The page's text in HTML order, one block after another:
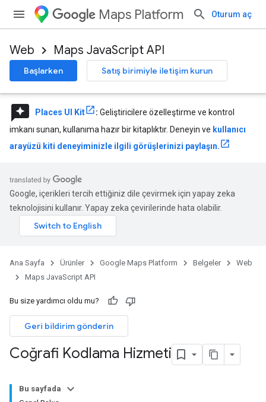
Maps Platform Oturum aç
Web Maps JavaScript API
Başlarken Satış birimiyle iletişim kurun
reviews Places UI Kit : Geliştiricilere özelleştirme ve kontrol
imkanı sunan, kullanıma hazır bir kitaplıktır. Deneyin ve kullanıcı
arayüzü kiti deneyiminizle ilgili görüşlerinizi paylaşın.
Google, içerikleri tercih ettiğiniz dile çevirmek için yapay zeka
teknolojisini kullanır. Yapay zeka çevirilerinde hata olabilir.
Ana Sayfa Ürünler Google Maps Platform Belgeler
Web
Maps JavaScript API
Bu size yardımcı oldu mu?
Geri bildirim gönderin
Coğrafi Kodlama Hizmeti
Bu sayfada